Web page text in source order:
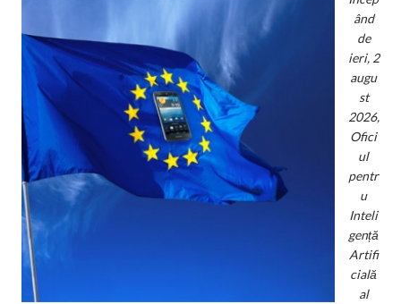
ând
de
ieri, 2
augu
st
2026,
Ofici
ul
pentr
u
Inteli
gență
Artifi
cială
al